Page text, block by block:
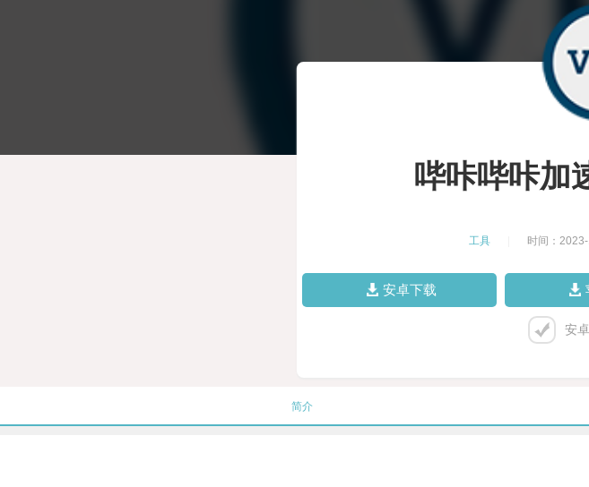
哔咔哔咔加
工具 时间：
安卓下载
安
简介